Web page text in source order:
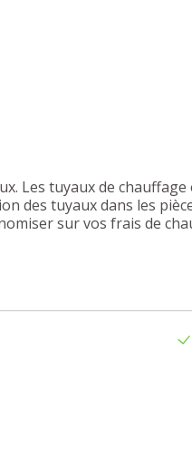
Les tuyaux de
des tuyaux dans les
sur vos frais de